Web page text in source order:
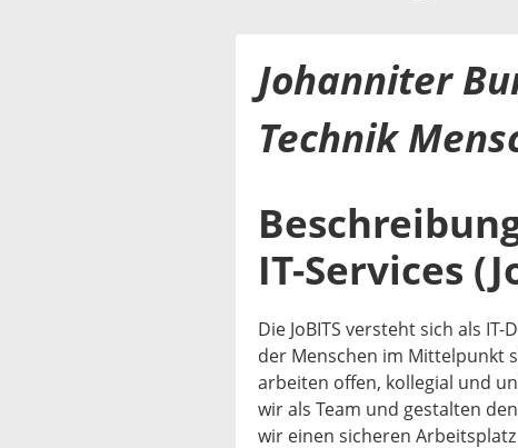
Johanniter
Technik
IT-Services
Die JoBITS versteht sich als
der Menschen im Mittelpunkt
arbeiten offen, kollegial und
wir als Team und gestalten
wir einen sicheren